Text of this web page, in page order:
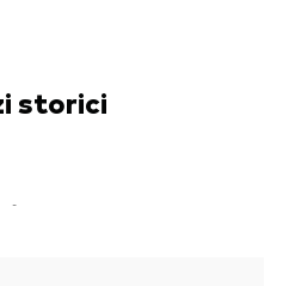
storici
-